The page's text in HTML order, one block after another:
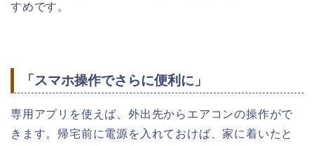
すめです。
「スマホ操作でさらに便利に」
専用アプリを使えば、外出先からエアコンの操作がで
きます。帰宅前に電源を入れておけば、家に着いたと